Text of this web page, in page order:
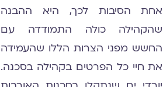
אחת הסיבות לכך, היא ההבנה
שהקהילה כולה התמודדה עם
החשש מפני הצרות הללו שהעמידה
את חיי כל הפרטים בקהילה בסכנה.